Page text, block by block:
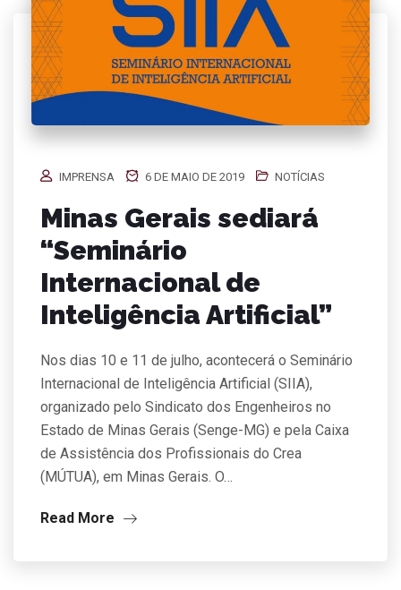
IMPRENSA 6 DE MAIO DE 2019 NOTÍCIAS
Minas Gerais sediará
“Seminário
Internacional de
Inteligência Artificial”
Nos dias 10 e 11 de julho, acontecerá o Seminário
Internacional de Inteligência Artificial (SIIA),
organizado pelo Sindicato dos Engenheiros no
Estado de Minas Gerais (Senge-MG) e pela Caixa
de Assistência dos Profissionais do Crea
(MÚTUA), em Minas Gerais. O…
Read More